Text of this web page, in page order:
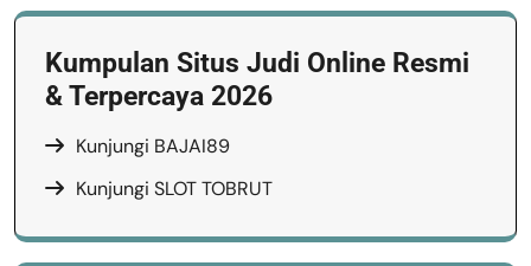
Kumpulan Situs Judi Online Resmi
& Terpercaya 2026
Kunjungi BAJAI89
Kunjungi SLOT TOBRUT